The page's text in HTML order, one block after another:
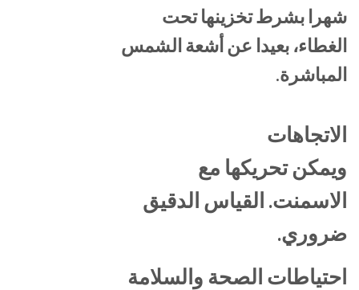
شهرا بشرط تخزينها تحت
الغطاء، بعيدا عن أشعة الشمس
المباشرة.
الاتجاهات
ويمكن تحريكها مع
الاسمنت. القياس الدقيق
ضروري.
احتياطات الصحة والسلامة